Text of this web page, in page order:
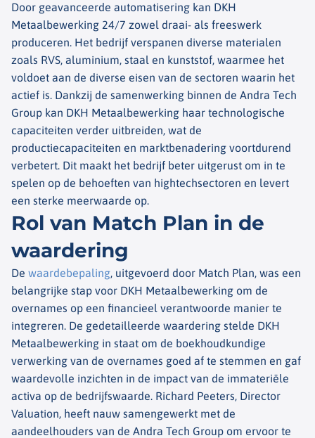
Door geavanceerde automatisering kan DKH
Metaalbewerking 24/7 zowel draai- als freeswerk
produceren. Het bedrijf verspanen diverse materialen
zoals RVS, aluminium, staal en kunststof, waarmee het
voldoet aan de diverse eisen van de sectoren waarin het
actief is. Dankzij de samenwerking binnen de Andra Tech
Group kan DKH Metaalbewerking haar technologische
capaciteiten verder uitbreiden, wat de
productiecapaciteiten en marktbenadering voortdurend
verbetert. Dit maakt het bedrijf beter uitgerust om in te
spelen op de behoeften van hightechsectoren en levert
een sterke meerwaarde op.
Rol van Match Plan in de
waardering
De waardebepaling, uitgevoerd door Match Plan, was een
belangrijke stap voor DKH Metaalbewerking om de
overnames op een financieel verantwoorde manier te
integreren. De gedetailleerde waardering stelde DKH
Metaalbewerking in staat om de boekhoudkundige
verwerking van de overnames goed af te stemmen en gaf
waardevolle inzichten in de impact van de immateriële
activa op de bedrijfswaarde. Richard Peeters, Director
Valuation, heeft nauw samengewerkt met de
aandeelhouders van de Andra Tech Group om ervoor te